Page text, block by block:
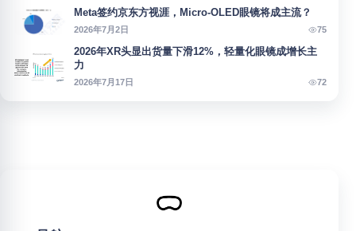
Meta签约京东方视涯，Micro-OLED眼镜将成主流？
2026年7月2日 75
2026年XR头显出货量下滑12%，轻量化眼镜成增长主
力
2026年7月17日 72